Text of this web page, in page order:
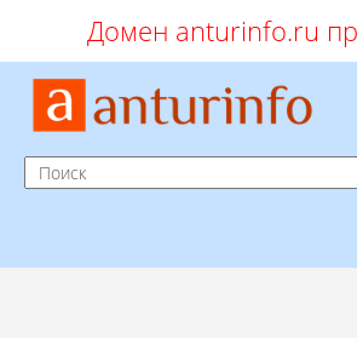
Домен anturinfo.ru